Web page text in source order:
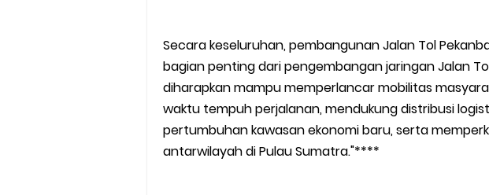
Secara keseluruhan, pembangunan Jalan Tol
bagian penting dari pengembangan jaringan Jalan
diharapkan mampu memperlancar mobilitas
waktu tempuh perjalanan, mendukung distribusi
pertumbuhan kawasan ekonomi baru, serta
antarwilayah di Pulau Sumatra."****